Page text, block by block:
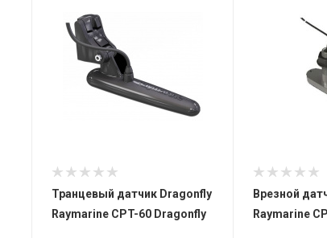
Транцевый датчик Dragonfly
Raymarine CPT-60 Dragonfly
Врезной
Raymarine